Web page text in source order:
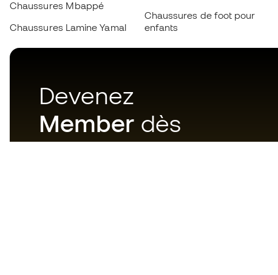
Chaussures Mbappé
Chaussures Lamine Yamal
Chaussures de foot pour
enfants
Devenez
Member dès
maintenant